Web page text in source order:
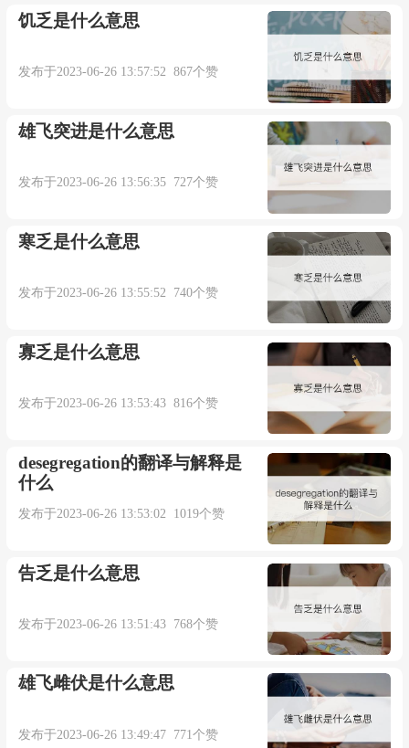
道谣言一定可靠？”
本内容部分来源于网络，谨供免费学习使用，如有侵权，可
以通过邮箱juexin@juexinw.com联系我们删除！
饥乏是什么意思
发布于2023-06-26 13:57:52 867个赞
雄飞突进是什么意思
发布于2023-06-26 13:56:35 727个赞
寒乏是什么意思
发布于2023-06-26 13:55:52 740个赞
寡乏是什么意思
发布于2023-06-26 13:53:43 816个赞
desegregation的翻译与解释是
什么
发布于2023-06-26 13:53:02 1019个赞
告乏是什么意思
发布于2023-06-26 13:51:43 768个赞
雄飞雌伏是什么意思
发布于2023-06-26 13:49:47 771个赞